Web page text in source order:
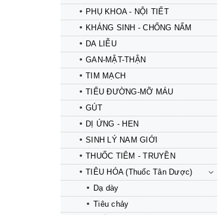
Mua hàng
PHỤ KHOA - NỘI TIẾT
KHÁNG SINH - CHỐNG NẤM
DA LIỄU
GAN-MẬT-THẬN
TIM MẠCH
TIỂU ĐƯỜNG-MỠ MÁU
GÚT
DỊ ỨNG - HEN
SINH LÝ NAM GIỚI
THUỐC TIÊM - TRUYỀN
TIÊU HÓA (Thuốc Tân Dược)
Dạ dày
Tiêu chảy